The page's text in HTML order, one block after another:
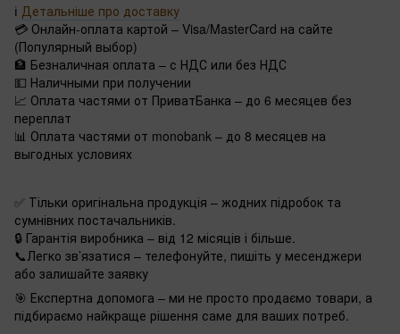
ℹ️ Детальніше про доставку
💳 Онлайн-оплата картой – Visa/MasterCard на сайте
(Популярный выбор)
🏦 Безналичная оплата – с НДС или без НДС
💵 Наличными при получении
📈 Оплата частями от ПриватБанка – до 6 месяцев без
переплат
📊 Оплата частями от monobank – до 8 месяцев на
выгодных условиях
✅ Тільки оригінальна продукція – жодних підробок та
сумнівних постачальників.
🔒 Гарантія виробника – від 12 місяців і більше.
📞Легко зв’язатися – телефонуйте, пишіть у месенджери
або залишайте заявку
🎯 Експертна допомога – ми не просто продаємо товари, а
підбираємо найкраще рішення саме для ваших потреб.